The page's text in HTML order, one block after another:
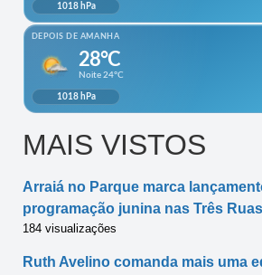
MAIS VISTOS
Arraiá no Parque marca
programação junina nas Três
184 visualizações
Ruth Avelino comanda mais uma